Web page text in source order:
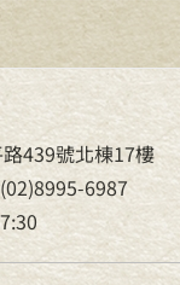
439號北棟17樓
6987